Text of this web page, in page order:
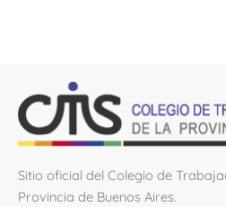
Sitio oficial del Colegio de
Provincia de Buenos Aires.